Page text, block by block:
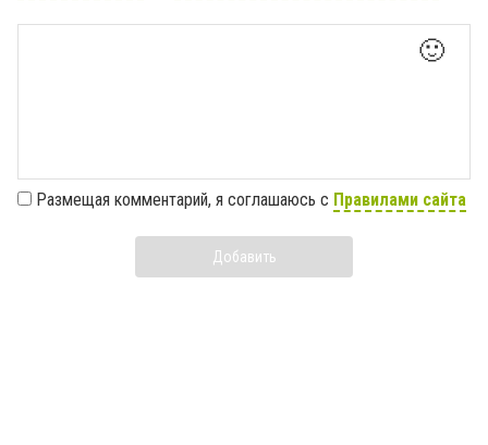
🙂
Размещая комментарий, я соглашаюсь с Правилами сайта
Добавить